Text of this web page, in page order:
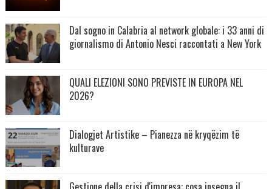
Dal sogno in Calabria al network globale: i 33 anni di
giornalismo di Antonio Nesci raccontati a New York
QUALI ELEZIONI SONO PREVISTE IN EUROPA NEL
2026?
Dialogjet Artistike – Pianezza në kryqëzim të
kulturave